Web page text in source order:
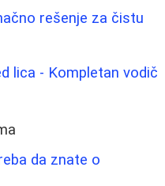
rešenje za čistu
lica - Kompletan vodič
da znate o